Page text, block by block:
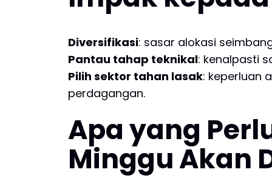
Diversifikasi: sasar alokasi
Pantau tahap teknikal: kenalpasti
Pilih sektor tahan lasak: keperluan
perdagangan.
Apa yang
Minggu Akan